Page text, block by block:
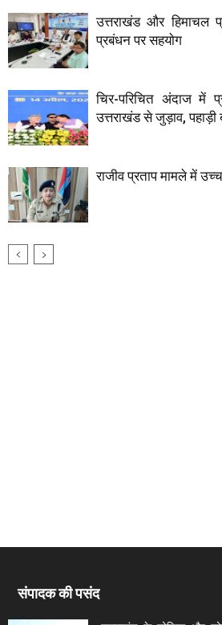
उत्तराखंड और हिमाचल
प्रबंधन पर सहयाेग
चिर-परिचित अंदाज में
उत्तराखंड से जुड़ाव,
राजीव प्रताप मामले में
संपादक की पसंद